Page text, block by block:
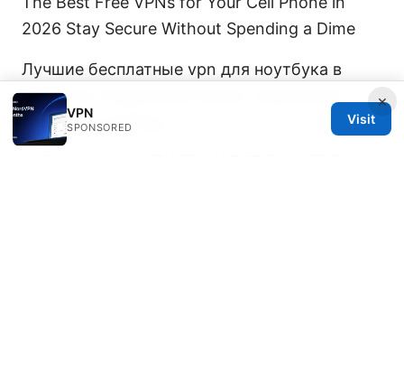
2026 Stay Secure Without Spending a Dime
Лучшие бесплатные vpn для ноутбука в
2026 год: подробный обзор, сравнение и
советы по выбору
×
VPN
SPONSORED
Visit